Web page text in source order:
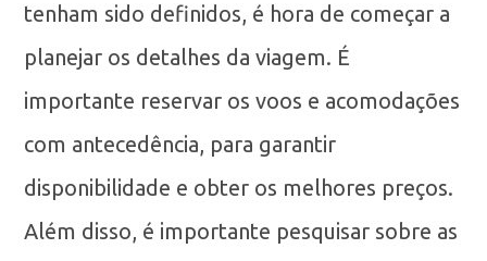
tenham sido definidos, é hora de começar a
planejar os detalhes da viagem. É
importante reservar os voos e acomodações
com antecedência, para garantir
disponibilidade e obter os melhores preços.
Além disso, é importante pesquisar sobre as